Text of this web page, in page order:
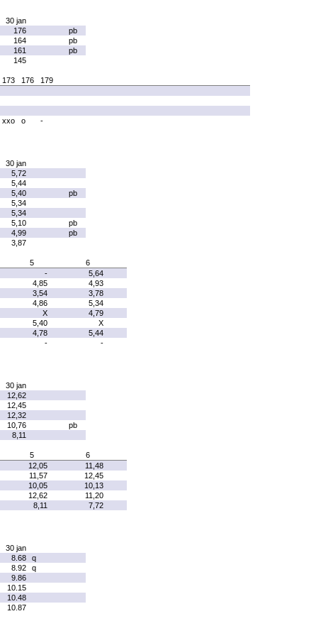
30 jan
176
pb
164
pb
161
pb
145
173 176
179
xxo o -
30 jan
5,72
5,44
5,40
pb
5,34
5,34
5,10
pb
4,99
pb
3,87
5
6
-
5,64
4,85
4,93
3,54
3,78
4,86
5,34
X
4,79
5,40
X
4,78
5,44
- -
30 jan
12,62
12,45
12,32
10,76
pb
8,11
5
6
12,05
11,48
11,57
12,45
10,05
10,13
12,62
11,20
8,11 7,72
30 jan
8.68
q
8.92
q
9.86
10.15
10.48
10.87